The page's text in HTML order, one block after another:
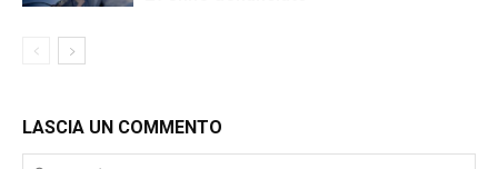
LASCIA UN COMMENTO